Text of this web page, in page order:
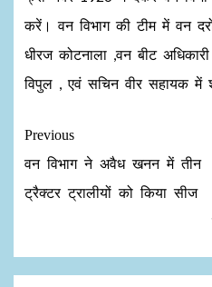
करें। वन विभाग की टीम में वन
धीरज कोटनाला ,वन बीट
विपुल , एवं सचिन वीर सहायक में
Previous
वन विभाग ने अवैध खनन में तीन
ट्रैक्टर ट्रालीयों को किया सीज